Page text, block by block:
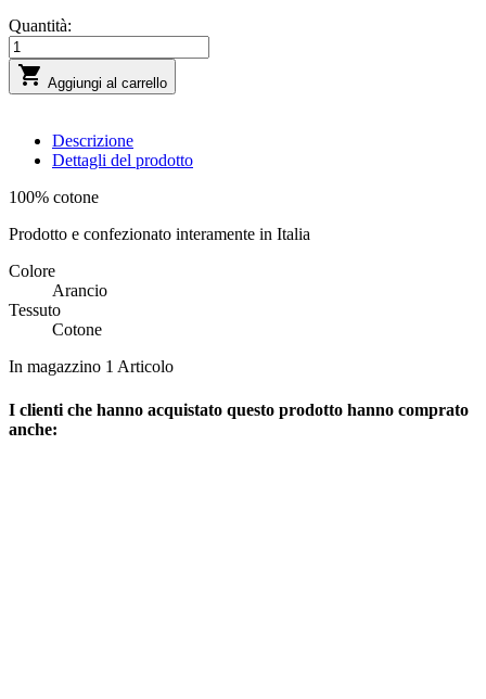
Quantità:
 Aggiungi al carrello
Descrizione
Dettagli del prodotto
100% cotone
Prodotto e confezionato interamente in Italia
Colore
Arancio
Tessuto
Cotone
In magazzino 1 Articolo
I clienti che hanno acquistato questo prodotto hanno comprato
anche: